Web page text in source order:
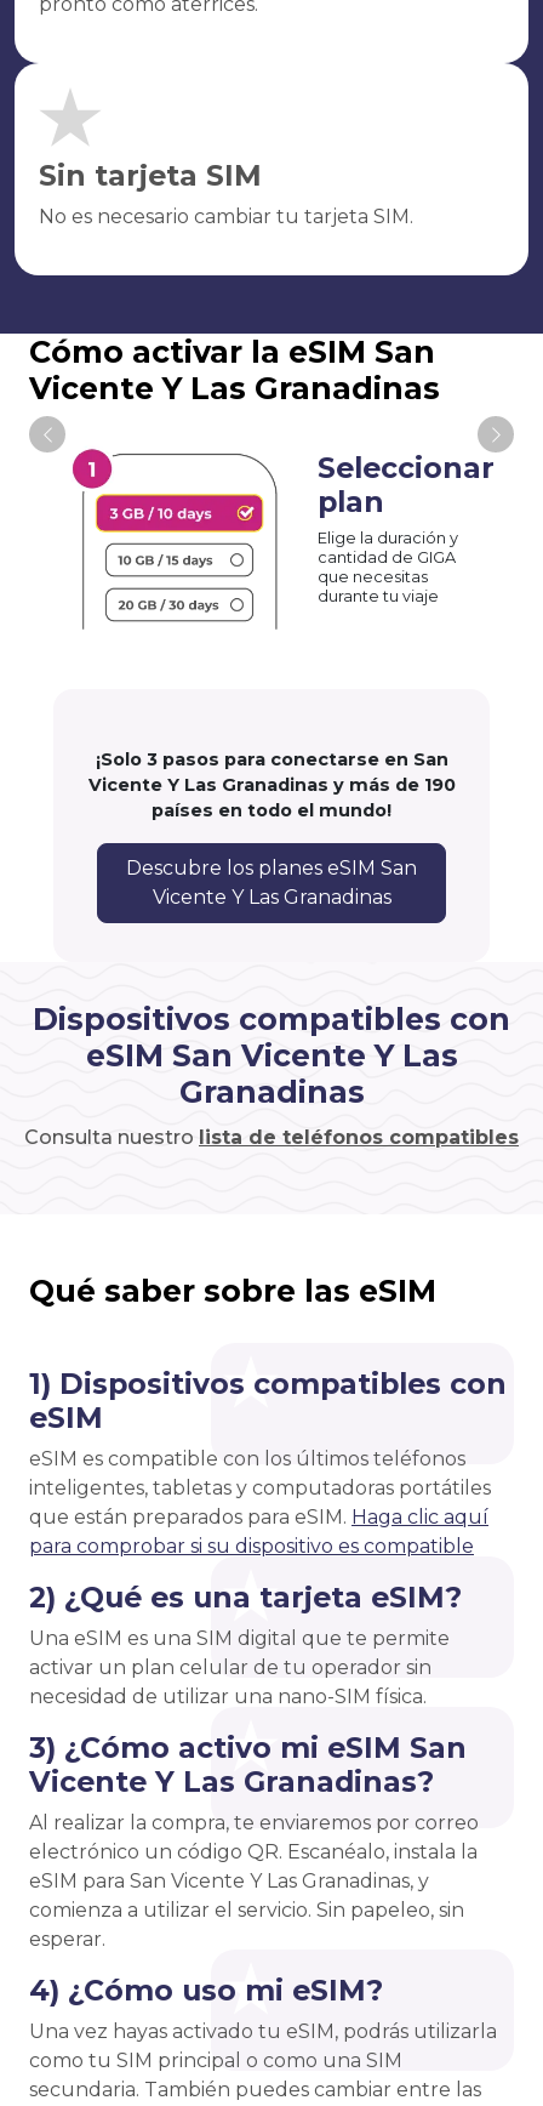
Sin tarjeta SIM
No es necesario cambiar tu tarjeta SIM.
Cómo activar la eSIM San
Vicente Y Las Granadinas
Seleccionar
plan
Elige la duración y
cantidad de GIGA
que necesitas
durante tu viaje
¡Solo 3 pasos para conectarse en San
Vicente Y Las Granadinas y más de 190
países en todo el mundo!
Descubre los planes eSIM San
Vicente Y Las Granadinas
Dispositivos compatibles con
eSIM San Vicente Y Las
Granadinas
Consulta nuestro lista de teléfonos compatibles
Qué saber sobre las eSIM
1) Dispositivos compatibles con
eSIM
eSIM es compatible con los últimos teléfonos
inteligentes, tabletas y computadoras portátiles
que están preparados para eSIM. Haga clic aquí
para comprobar si su dispositivo es compatible
2) ¿Qué es una tarjeta eSIM?
Una eSIM es una SIM digital que te permite
activar un plan celular de tu operador sin
necesidad de utilizar una nano-SIM física.
3) ¿Cómo activo mi eSIM San
Vicente Y Las Granadinas?
Al realizar la compra, te enviaremos por correo
electrónico un código QR. Escanéalo, instala la
eSIM para San Vicente Y Las Granadinas, y
comienza a utilizar el servicio. Sin papeleo, sin
esperar.
4) ¿Cómo uso mi eSIM?
Una vez hayas activado tu eSIM, podrás utilizarla
como tu SIM principal o como una SIM
secundaria. También puedes cambiar entre las